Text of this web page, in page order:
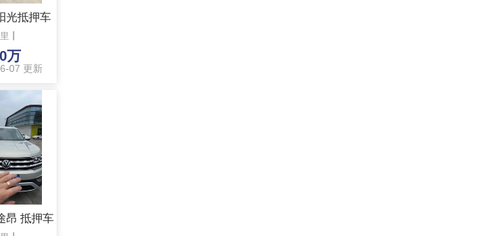
光抵押车
万
07 更新
昂 抵押车